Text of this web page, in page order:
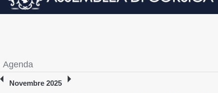
Agenda
Novembre 2025